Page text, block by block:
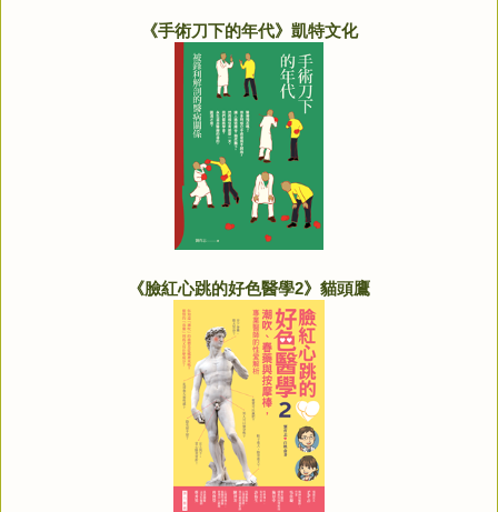
《手術刀下的年代》凱特文化
《臉紅心跳的好色醫學2》貓頭鷹